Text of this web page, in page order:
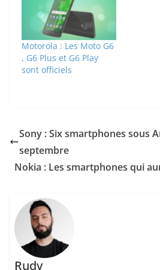
Motorola : Les Moto G6
, G6 Plus et G6 Play
sont officiels
Sony : Six smartphones sous
septembre
Nokia : Les smartphones qui
Rudy